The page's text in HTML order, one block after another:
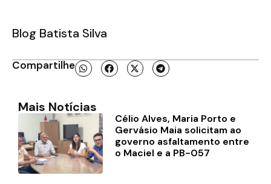
Blog Batista Silva
Compartilhe
Mais Notícias
Célio Alves, Maria Porto e
Gervásio Maia solicitam ao
governo asfaltamento entre
o Maciel e a PB-057